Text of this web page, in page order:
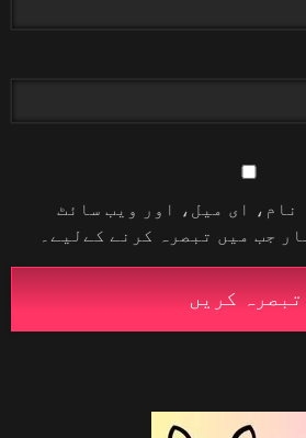
نام، ای میل، اور ویب سائٹ
جب میں تبصرہ کرنے کےلیے۔